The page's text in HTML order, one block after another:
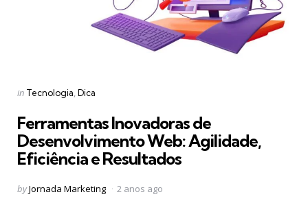
Categories
Posted
in Tecnologia Dica
Ferramentas Inovadoras de
Desenvolvimento Web: Agilidade,
Eficiência e Resultados
Posted
byJornada Marketing 2 anos ago